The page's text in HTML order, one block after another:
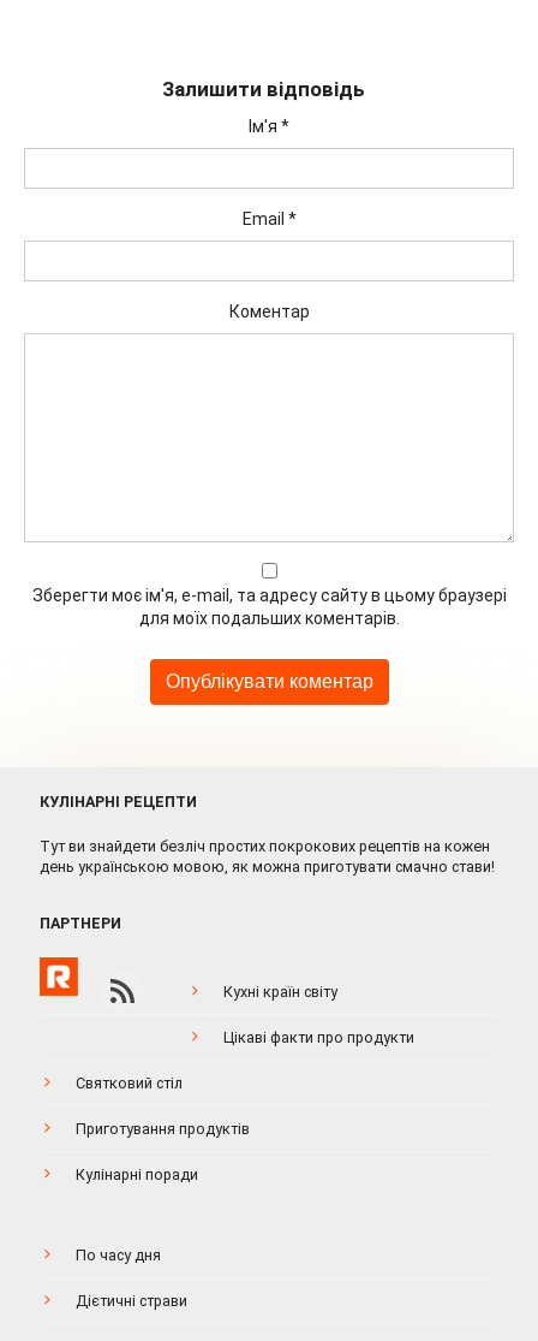
Залишити відповідь
Ім'я *
Email *
Коментар
Зберегти моє ім'я, e-mail, та адресу сайту в цьому браузері
для моїх подальших коментарів.
КУЛІНАРНІ РЕЦЕПТИ
Тут ви знайдети безліч простих покрокових рецептів на кожен
день українською мовою, як можна приготувати смачно стави!
ПАРТНЕРИ
Кухні країн світу
Цікаві факти про продукти
Святковий стіл
Приготування продуктів
Кулінарні поради
По часу дня
Дієтичні страви